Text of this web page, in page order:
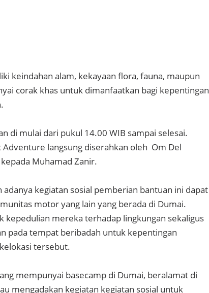
keindahan alam, kekayaan flora, fauna, maupun
corak khas untuk dimanfaatkan bagi kepentingan
di mulai dari pukul 14.00 WIB sampai selesai.
Adventure langsung diserahkan oleh Om Del
Muhamad Zanir.
kegiatan sosial pemberian bantuan ini dapat
motor yang lain yang berada di Dumai.
kepedulian mereka terhadap lingkungan sekaligus
pada tempat beribadah untuk kepentingan
tersebut.
mempunyai basecamp di Dumai, beralamat di
mengadakan kegiatan kegiatan sosial untuk